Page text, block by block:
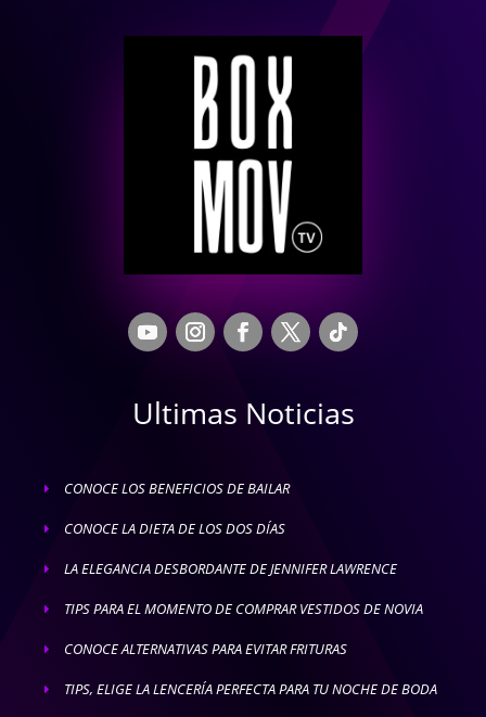
Ultimas Noticias
E CONOCE LOS BENEFICIOS DE BAILAR
E CONOCE LA DIETA DE LOS DOS DÍAS
E LA ELEGANCIA DESBORDANTE DE JENNIFER LAWRENCE
E TIPS PARA EL MOMENTO DE COMPRAR VESTIDOS DE NOVIA
E CONOCE ALTERNATIVAS PARA EVITAR FRITURAS
E TIPS, ELIGE LA LENCERÍA PERFECTA PARA TU NOCHE DE BODA